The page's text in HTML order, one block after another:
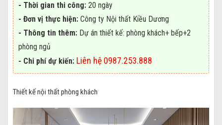
- Thời gian thi công: 20 ngày
- Đơn vị thực hiện: Công ty Nội thất Kiều Dương
- Thông tin thêm: Dự án thiết kế: phòng khách+ bếp+2
phòng ngủ
- Chi phí dự kiến: Liên hệ 0987.253.888
Thiết kế nội thất phòng khách